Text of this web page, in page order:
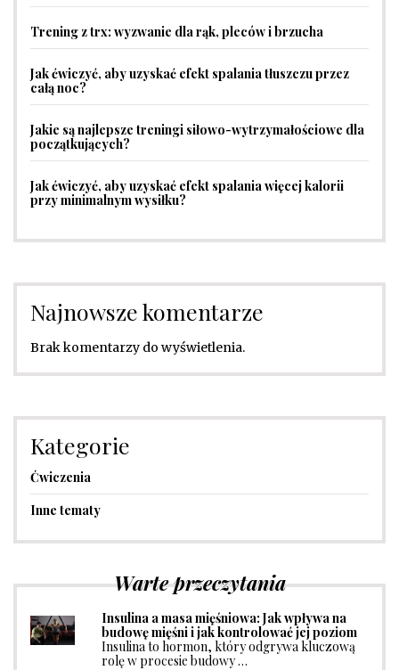
Trening z trx: wyzwanie dla rąk, pleców i brzucha
Jak ćwiczyć, aby uzyskać efekt spalania tłuszczu przez
całą noc?
Jakie są najlepsze treningi siłowo-wytrzymałościowe dla
początkujących?
Jak ćwiczyć, aby uzyskać efekt spalania więcej kalorii
przy minimalnym wysiłku?
Najnowsze komentarze
Brak komentarzy do wyświetlenia.
Kategorie
Ćwiczenia
Inne tematy
Warte przeczytania
Insulina a masa mięśniowa: Jak wpływa na
budowę mięśni i jak kontrolować jej poziom
Insulina to hormon, który odgrywa kluczową
rolę w procesie budowy …